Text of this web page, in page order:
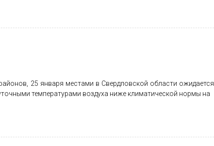
25 января местами в Свердловской области ожидается
температурами воздуха ниже климатической нормы на